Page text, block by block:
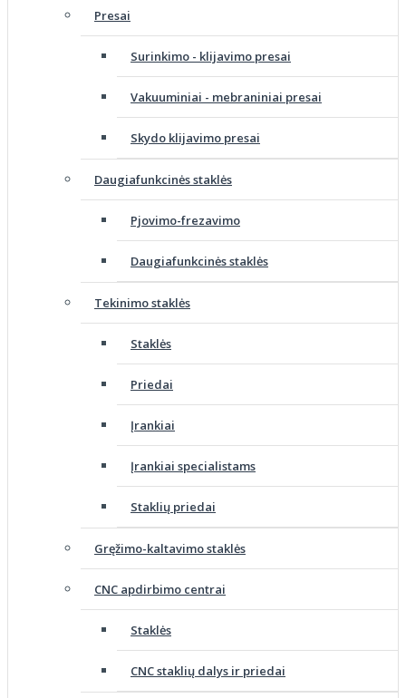
Presai
Surinkimo - klijavimo presai
Vakuuminiai - mebraniniai presai
Skydo klijavimo presai
Daugiafunkcinės staklės
Pjovimo-frezavimo
Daugiafunkcinės staklės
Tekinimo staklės
Staklės
Priedai
Įrankiai
Įrankiai specialistams
Staklių priedai
Gręžimo-kaltavimo staklės
CNC apdirbimo centrai
Staklės
CNC staklių dalys ir priedai